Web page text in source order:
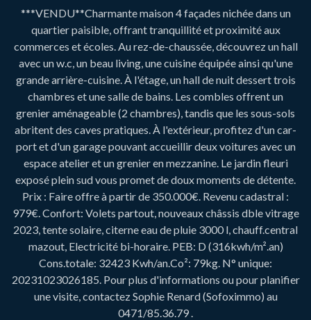
***VENDU**Charmante maison 4 façades nichée dans un
quartier paisible, offrant tranquillité et proximité aux
commerces et écoles. Au rez-de-chaussée, découvrez un hall
avec un w.c, un beau living, une cuisine équipée ainsi qu'une
grande arrière-cuisine. À l'étage, un hall de nuit dessert trois
chambres et une salle de bains. Les combles offrent un
grenier aménageable (2 chambres), tandis que les sous-sols
abritent des caves pratiques. À l'extérieur, profitez d'un car-
port et d'un garage pouvant accueillir deux voitures avec un
espace atelier et un grenier en mezzanine. Le jardin fleuri
exposé plein sud vous promet de doux moments de détente.
Prix : Faire offre à partir de 350.000€. Revenu cadastral :
979€. Confort: Volets partout, nouveaux châssis dble vitrage
2023, tente solaire, citerne eau de pluie 3000 l, chauff.central
mazout, Electricité bi-horaire. PEB: D (316kwh/m².an)
Cons.totale: 32423 Kwh/an.Co²: 79kg. N° unique:
20231023026185. Pour plus d'informations ou pour planifier
une visite, contactez Sophie Renard (Sofoximmo) au
0471/85.36.79 .